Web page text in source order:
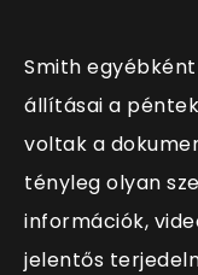
Smith
állításai a
voltak a
tényleg olyan
információk,
jelentős